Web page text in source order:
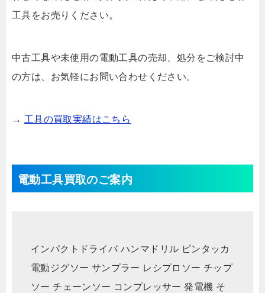
工具をお売りください。
中古工具や未使用の電動工具の売却、処分をご検討中
の方は、お気軽にお問い合わせください。
→ 工具の買取実績はこちら
電動工具買取のご案内
インパクトドライバ ハンマドリル ピンタッカ
電動ジグソー サンプラー レシプロソー チップ
ソー チェーンソー コンプレッサー 発電機 そ